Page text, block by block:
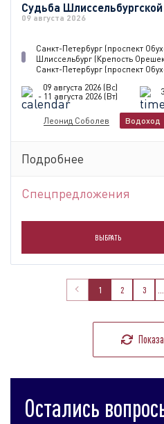
Судьба
09 августа 2026
Санкт-Петербург (проспект
Шлиссельбург (Крепость
Санкт-Петербург (проспект
09 августа 2026 (Вс)
- 11 августа 2026 (Вт)
Леонид Соболев Водоход
Подробнее
Спецпредложения
ВЫБРАТЬ
1 2 3
Остались